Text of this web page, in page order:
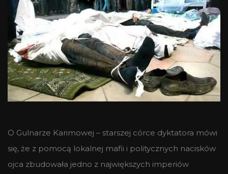
O Gulnarze Karimowej – starszej córce dyktatora mówi
się, że z pomocą lokalnej mafii i politycznych nacisków
ojca zbudowała jedno z największych imperiów